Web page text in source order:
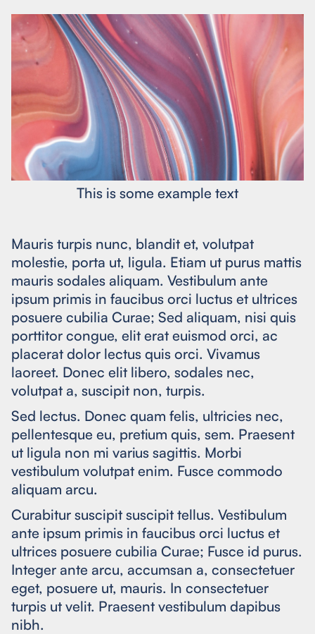
This is some example text
Mauris turpis nunc, blandit et, volutpat
molestie, porta ut, ligula. Etiam ut purus mattis
mauris sodales aliquam. Vestibulum ante
ipsum primis in faucibus orci luctus et ultrices
posuere cubilia Curae; Sed aliquam, nisi quis
porttitor congue, elit erat euismod orci, ac
placerat dolor lectus quis orci. Vivamus
laoreet. Donec elit libero, sodales nec,
volutpat a, suscipit non, turpis.
Sed lectus. Donec quam felis, ultricies nec,
pellentesque eu, pretium quis, sem. Praesent
ut ligula non mi varius sagittis. Morbi
vestibulum volutpat enim. Fusce commodo
aliquam arcu.
Curabitur suscipit suscipit tellus. Vestibulum
ante ipsum primis in faucibus orci luctus et
ultrices posuere cubilia Curae; Fusce id purus.
Integer ante arcu, accumsan a, consectetuer
eget, posuere ut, mauris. In consectetuer
turpis ut velit. Praesent vestibulum dapibus
nibh.